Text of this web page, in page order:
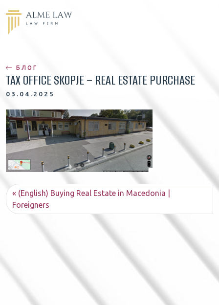
БЛОГ
TAX OFFICE SKOPJE – REAL ESTATE PURCHASE
03.04.2025
(English) Buying Real Estate in Macedonia |
Foreigners